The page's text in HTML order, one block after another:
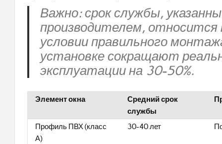
Важно: срок службы,
производителем,
условии правильного
установке сокращают
эксплуатации на 30-50%.
Элемент окна
Средний срок
службы
Профиль ПВХ (класс
А)
30-40 лет